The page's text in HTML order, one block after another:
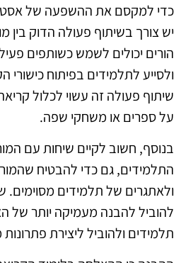
כדי למקסם את ההשפעה של
יש צורך בשיתוף פעולה הדוק בין
הורים יכולים לשמש כשותפים
ולסייע לתלמידים בפיתוח כישורי
שיתוף פעולה זה עשוי לכלול
על ספרים או משחקי שפה.
בנוסף, חשוב לקיים שיחות עם
התלמידים, גם כדי להבטיח
ולאתגרים של תלמידים מסוימים.
להוביל להבנה מעמיקה יותר של
תלמידים ולהוביל ליצירת